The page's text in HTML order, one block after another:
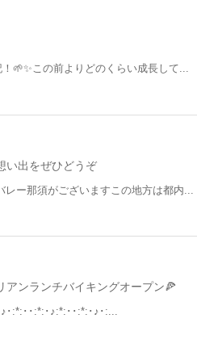
🌱✨この前よりどのくらい成長して...
い出をぜひどうぞ
ー那須がございますこの地方は都内...
アンランチバイキングオープン🍕
･:*:･･:*:･♪:*:･･:*:･♪･:...